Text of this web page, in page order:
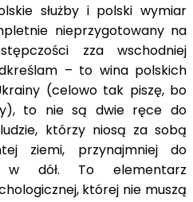
służby i polski wymiar
nieprzygotowany na
zza wschodniej
– to wina polskich
(celowo tak piszę, bo
to nie są dwie ręce do
którzy niosą za sobą
ziemi, przynajmniej do
w dół. To elementarz
której nie muszą